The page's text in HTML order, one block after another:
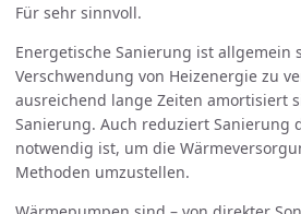
Für sehr sinnvoll.
Energetische Sanierung ist allgemein
Verschwendung von Heizenergie zu
ausreichend lange Zeiten amortisiert
Sanierung. Auch reduziert Sanierung
notwendig ist, um die
Methoden umzustellen.